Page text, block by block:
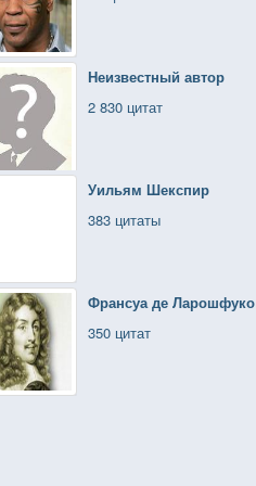
Неизвестный автор
2 830 цитат
Уильям Шекспир
383 цитаты
Франсуа де Ларошфуко
350 цитат